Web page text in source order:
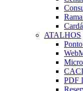
ATALHOS
PDF